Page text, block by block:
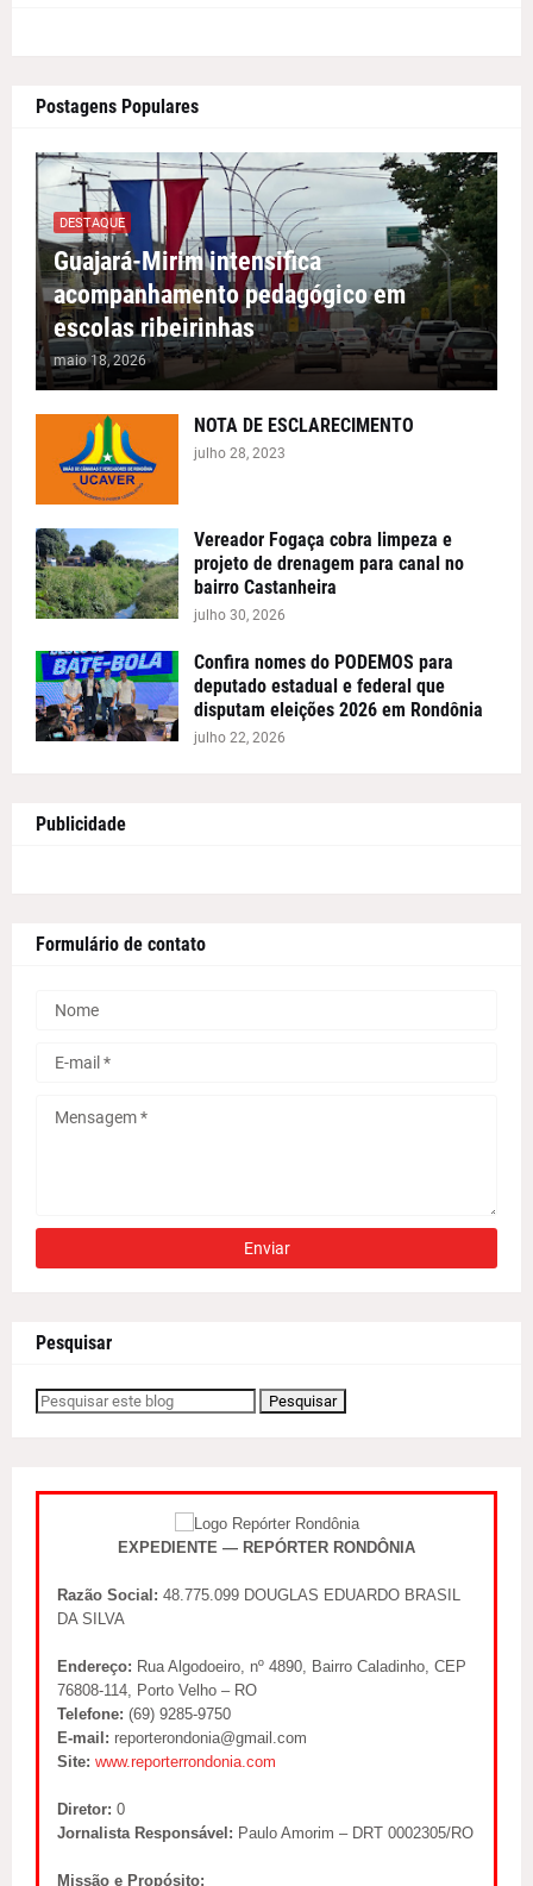
Postagens Populares
DESTAQUE
Guajará-Mirim intensifica
acompanhamento pedagógico em
escolas ribeirinhas
maio 18, 2026
NOTA DE ESCLARECIMENTO
julho 28, 2023
Vereador Fogaça cobra limpeza e
projeto de drenagem para canal no
bairro Castanheira
julho 30, 2026
Confira nomes do PODEMOS para
deputado estadual e federal que
disputam eleições 2026 em Rondônia
julho 22, 2026
Publicidade
Formulário de contato
Pesquisar
EXPEDIENTE — REPÓRTER RONDÔNIA
Razão Social: 48.775.099 DOUGLAS EDUARDO BRASIL
DA SILVA
Endereço: Rua Algodoeiro, nº 4890, Bairro Caladinho, CEP
76808-114, Porto Velho – RO
Telefone: (69) 9285-9750
E-mail: reporterondonia@gmail.com
Site: www.reporterrondonia.com
Diretor: 0
Jornalista Responsável: Paulo Amorim – DRT 0002305/RO
Missão e Propósito: